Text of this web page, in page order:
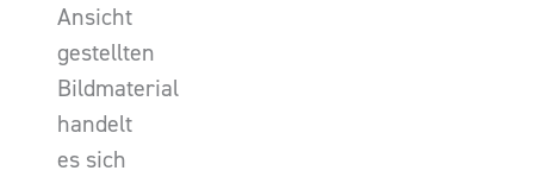
Ansicht
gestellten
Bildmaterial
handelt
es sich